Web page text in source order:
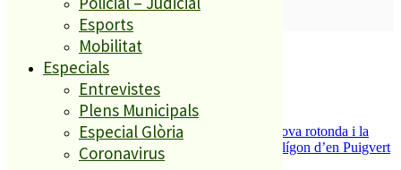
Esports
Mobilitat
Especials
Entrevistes
Plens Municipals
Especial Glòria
Coronavirus
SUBSCRIURE’M
És tendència ara
ESPORTS CAP DE SETMANA
S’aprova definitivament el projecte de la nova rotonda i la
millora del pont de la riera de Reixac al polígon d’en Puigvert